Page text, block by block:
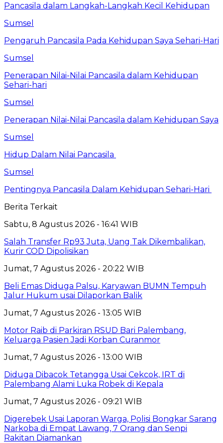
Pancasila dalam Langkah-Langkah Kecil Kehidupan
Sumsel
Pengaruh Pancasila Pada Kehidupan Saya Sehari-Hari
Sumsel
Penerapan Nilai-Nilai Pancasila dalam Kehidupan
Sehari-hari
Sumsel
Penerapan Nilai-Nilai Pancasila dalam Kehidupan Saya
Sumsel
Hidup Dalam Nilai Pancasila
Sumsel
Pentingnya Pancasila Dalam Kehidupan Sehari-Hari
Berita Terkait
Sabtu, 8 Agustus 2026 - 16:41 WIB
Salah Transfer Rp93 Juta, Uang Tak Dikembalikan,
Kurir COD Dipolisikan
Jumat, 7 Agustus 2026 - 20:22 WIB
Beli Emas Diduga Palsu, Karyawan BUMN Tempuh
Jalur Hukum usai Dilaporkan Balik
Jumat, 7 Agustus 2026 - 13:05 WIB
Motor Raib di Parkiran RSUD Bari Palembang,
Keluarga Pasien Jadi Korban Curanmor
Jumat, 7 Agustus 2026 - 13:00 WIB
Diduga Dibacok Tetangga Usai Cekcok, IRT di
Palembang Alami Luka Robek di Kepala
Jumat, 7 Agustus 2026 - 09:21 WIB
Digerebek Usai Laporan Warga, Polisi Bongkar Sarang
Narkoba di Empat Lawang, 7 Orang dan Senpi
Rakitan Diamankan